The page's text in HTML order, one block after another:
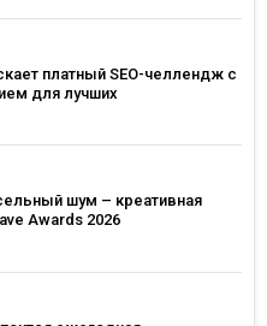
платный SEO-челлендж с
для лучших
шум – креативная
Awards 2026